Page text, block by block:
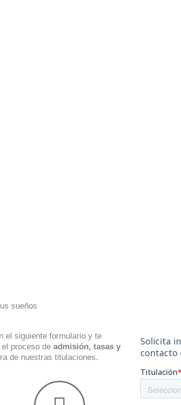
sueños
el siguiente formulario y te
proceso de admisión, tasas y
de nuestras titulaciones.